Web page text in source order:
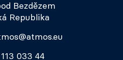
Bezdězem
Republika
033 44